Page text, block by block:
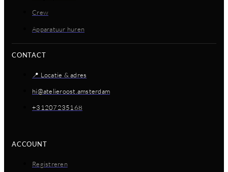
Crew
Apparatuur huren
CONTACT
📍 Locatie & adres
hi@atelieroost.amsterdam
+31207235168
ACCOUNT
Registreren